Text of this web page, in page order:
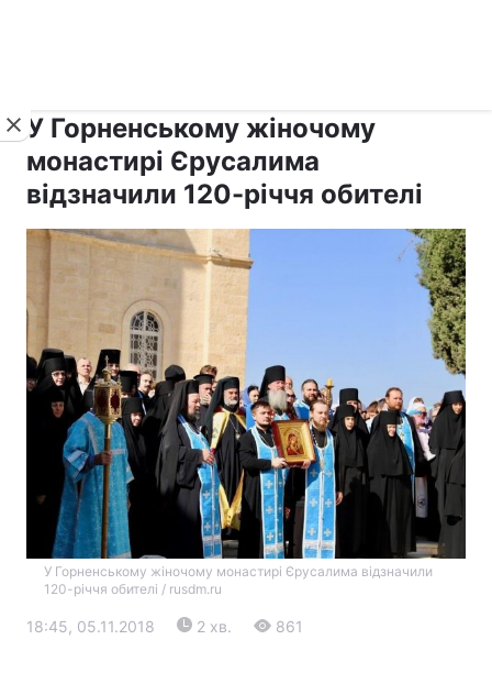
У Горненському жіночому
монастирі Єрусалима
відзначили 120-річчя обителі
У Горненському жіночому монастирі Єрусалима відзначили
120-річчя обителі / rusdm.ru
18:45, 05.11.2018 2 хв. 861